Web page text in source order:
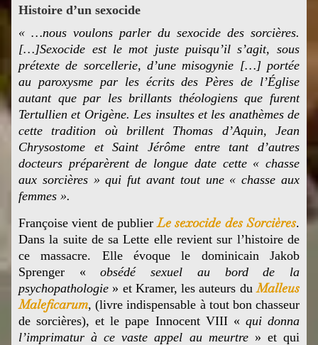
Histoire d’un sexocide
« …nous voulons parler du sexocide des sorcières.
[…]Sexocide est le mot juste puisqu’il s’agit, sous
prétexte de sorcellerie, d’une misogynie […] portée
au paroxysme par les écrits des Pères de l’Église
autant que par les brillants théologiens que furent
Tertullien et Origène. Les insultes et les anathèmes de
cette tradition où brillent Thomas d’Aquin, Jean
Chrysostome et Saint Jérôme entre tant d’autres
docteurs préparèrent de longue date cette « chasse
aux sorcières » qui fut avant tout une « chasse aux
femmes ».
Françoise vient de publierLe sexocide des Sorcières.
Dans la suite de sa Lette elle revient sur l’histoire de
ce massacre. Elle évoque le dominicain Jakob
Sprenger «obsédé sexuel au bord de la
psychopathologie » et Kramer, les auteurs duMalleus
Maleficarum, (livre indispensable à tout bon chasseur
de sorcières), et le pape Innocent VIII « qui donna
l’imprimatur à ce vaste appel au meurtre» et qui